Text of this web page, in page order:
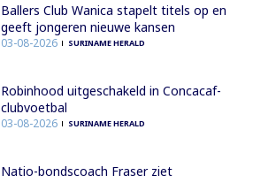
Ballers Club Wanica stapelt titels op en
geeft jongeren nieuwe kansen
03-08-2026 SURINAME HERALD
Robinhood uitgeschakeld in Concacaf-
clubvoetbal
03-08-2026 SURINAME HERALD
Natio-bondscoach Fraser ziet